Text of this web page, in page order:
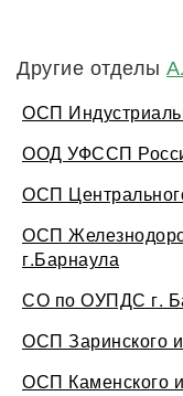
Другие отделы
ОСП
ООД УФССП
ОСП
ОСП
г.Барнаула
СО по ОУПДС г.
ОСП Заринского
ОСП Каменского